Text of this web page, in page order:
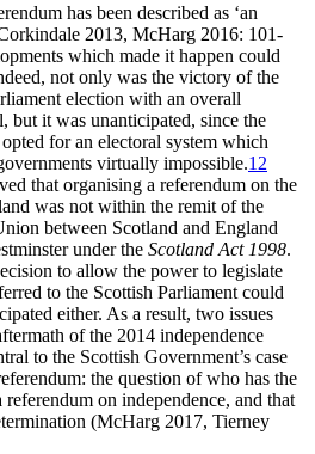
has been described as ‘an
2013, McHarg 2016: 101-
which made it happen could
not only was the victory of the
election with an overall
but it was unanticipated, since the
for an electoral system which
virtually impossible.12
that organising a referendum on the
was not within the remit of the
between Scotland and England
under the Scotland Act 1998.
to allow the power to legislate
to the Scottish Parliament could
either. As a result, two issues
of the 2014 independence
to the Scottish Government’s case
the question of who has the
on independence, and that
(McHarg 2017, Tierney